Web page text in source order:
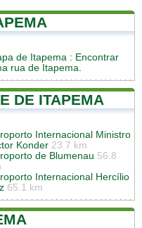
de Itapema : Encontrar
rua de Itapema.
DE ITAPEMA
Internacional Ministro
Konder 23.7 km
de Blumenau 56.8
Internacional Hercílio
65.1 km